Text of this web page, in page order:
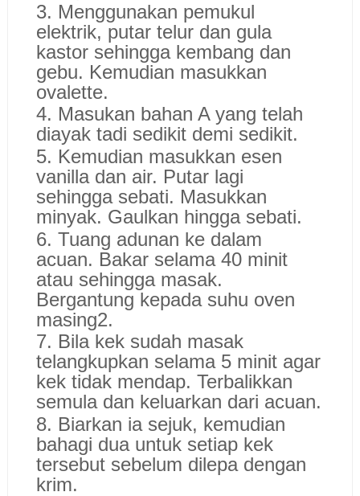
3. Menggunakan pemukul
elektrik, putar telur dan gula
kastor sehingga kembang dan
gebu. Kemudian masukkan
ovalette.
4. Masukan bahan A yang telah
diayak tadi sedikit demi sedikit.
5. Kemudian masukkan esen
vanilla dan air. Putar lagi
sehingga sebati. Masukkan
minyak. Gaulkan hingga sebati.
6. Tuang adunan ke dalam
acuan. Bakar selama 40 minit
atau sehingga masak.
Bergantung kepada suhu oven
masing2.
7. Bila kek sudah masak
telangkupkan selama 5 minit agar
kek tidak mendap. Terbalikkan
semula dan keluarkan dari acuan.
8. Biarkan ia sejuk, kemudian
bahagi dua untuk setiap kek
tersebut sebelum dilepa dengan
krim.